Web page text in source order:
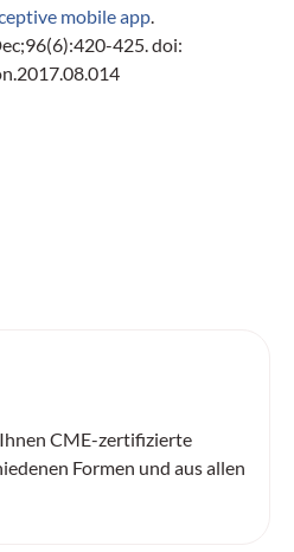
mobile app
425. doi:
CME-zertifizierte
Formen und aus allen